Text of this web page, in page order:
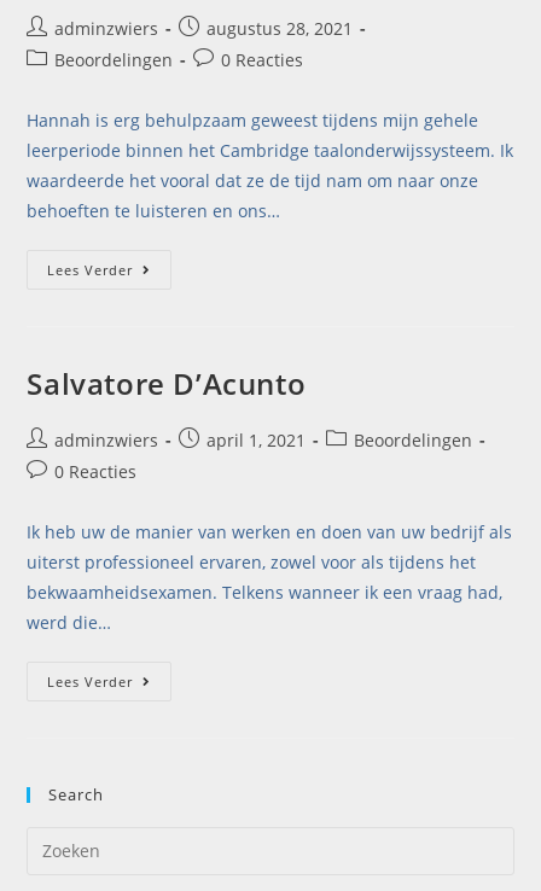
adminzwiers
augustus 28, 2021
Beoordelingen
0 Reacties
Hannah is erg behulpzaam geweest tijdens mijn gehele
leerperiode binnen het Cambridge taalonderwijssysteem. Ik
waardeerde het vooral dat ze de tijd nam om naar onze
behoeften te luisteren en ons…
Lees Verder
Salvatore D’Acunto
adminzwiers april 1, 2021
Beoordelingen
0 Reacties
Ik heb uw de manier van werken en doen van uw bedrijf als
uiterst professioneel ervaren, zowel voor als tijdens het
bekwaamheidsexamen. Telkens wanneer ik een vraag had,
werd die…
Lees Verder
Search